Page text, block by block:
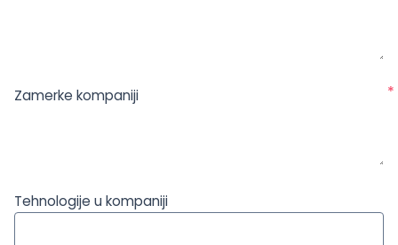
Zamerke kompaniji *
Tehnologije u kompaniji